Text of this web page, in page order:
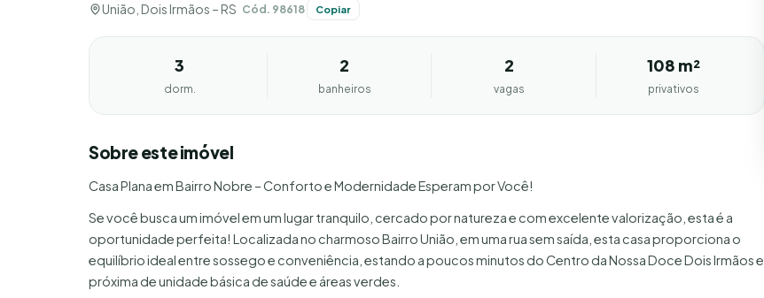
União, Dois Irmãos – RS Cód. 98618 Copiar
3
dorm.
2
banheiros
2
vagas
108 m²
privativos
Sobre este imóvel
Casa Plana em Bairro Nobre – Conforto e Modernidade Esperam por Você!
Se você busca um imóvel em um lugar tranquilo, cercado por natureza e com excelente valorização, esta é a
oportunidade perfeita! Localizada no charmoso Bairro União, em uma rua sem saída, esta casa proporciona o
equilíbrio ideal entre sossego e conveniência, estando a poucos minutos do Centro da Nossa Doce Dois Irmãos e
próxima de unidade básica de saúde e áreas verdes.